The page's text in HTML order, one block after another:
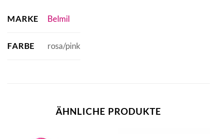
MARKE Belmil
FARBE rosa/pink
ÄHNLICHE PRODUKTE